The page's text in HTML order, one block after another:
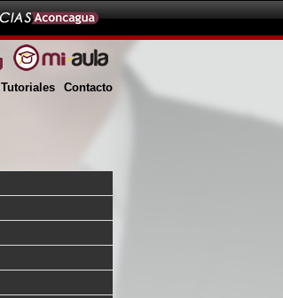
Tutoriales Contacto